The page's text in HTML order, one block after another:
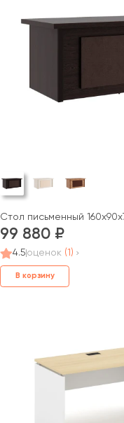
Стол письменный
99 880
4.5оценок (1)
В корзину